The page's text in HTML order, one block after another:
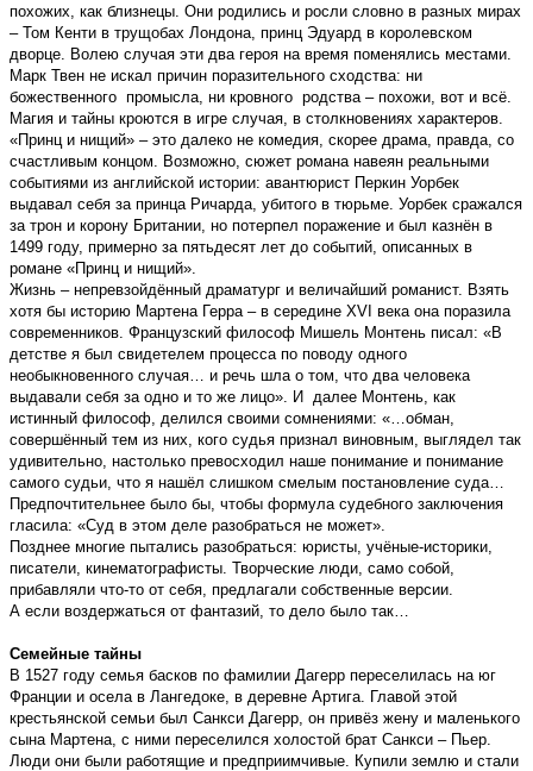
похожих, как близнецы. Они родились и росли словно в разных мирах
– Том Кенти в трущобах Лондона, принц Эдуард в королевском
дворце. Волею случая эти два героя на время поменялись местами.
Марк Твен не искал причин поразительного сходства: ни
божественного промысла, ни кровного родства – похожи, вот и всё.
Магия и тайны кроются в игре случая, в столкновениях характеров.
«Принц и нищий» – это далеко не комедия, скорее драма, правда, со
счастливым концом. Возможно, сюжет романа навеян реальными
событиями из английской истории: авантюрист Перкин Уорбек
выдавал себя за принца Ричарда, убитого в тюрьме. Уорбек сражался
за трон и корону Британии, но потерпел поражение и был казнён в
1499 году, примерно за пятьдесят лет до событий, описанных в
романе «Принц и нищий».
Жизнь – непревзойдённый драматург и величайший романист. Взять
хотя бы историю Мартена Герра – в середине XVI века она поразила
современников. Французский философ Мишель Монтень писал: «В
детстве я был свидетелем процесса по поводу одного
необыкновенного случая… и речь шла о том, что два человека
выдавали себя за одно и то же лицо». И далее Монтень, как
истинный философ, делился своими сомнениями: «…обман,
совершённый тем из них, кого судья признал виновным, выглядел так
удивительно, настолько превосходил наше понимание и понимание
самого судьи, что я нашёл слишком смелым постановление суда…
Предпочтительнее было бы, чтобы формула судебного заключения
гласила: «Суд в этом деле разобраться не может».
Позднее многие пытались разобраться: юристы, учёные-историки,
писатели, кинематографисты. Творческие люди, само собой,
прибавляли что-то от себя, предлагали собственные версии.
А если воздержаться от фантазий, то дело было так…
Семейные тайны
В 1527 году семья басков по фамилии Дагерр переселилась на юг
Франции и осела в Лангедоке, в деревне Артига. Главой этой
крестьянской семьи был Санкси Дагерр, он привёз жену и маленького
сына Мартена, с ними переселился холостой брат Санкси – Пьер.
Люди они были работящие и предприимчивые. Купили землю и стали